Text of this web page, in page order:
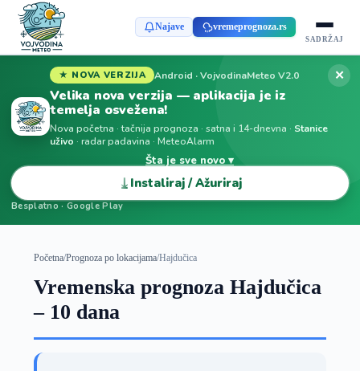
Najave vremeprognoza.rs
SADRŽAJ
★ NOVA VERZIJA Android · VojvodinaMeteo V2.0
Velika nova verzija — aplikacija je iz
temelja osvežena!
Nova početna · tačnija prognoza · satna i 14-dnevna · Stanice
uživo · radar padavina · MeteoAlarm
Šta je sve novo ▾
⤓ Instaliraj / Ažuriraj
Besplatno · Google Play
✕
Početna/Prognoza po lokacijama/Hajdučica
Vremenska prognoza Hajdučica
– 10 dana